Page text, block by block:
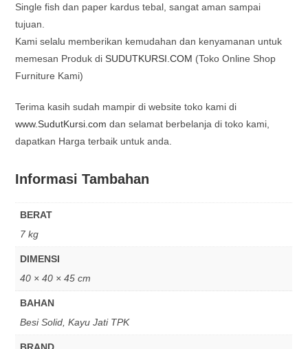
Single fish dan paper kardus tebal, sangat aman sampai
tujuan.
Kami selalu memberikan kemudahan dan kenyamanan untuk
memesan Produk diSUDUTKURSI.COM (Toko Online Shop
Furniture Kami)
Terima kasih sudah mampir di website toko kami di
www.SudutKursi.com dan selamat berbelanja di toko kami,
dapatkan Harga terbaik untuk anda.
Informasi Tambahan
BERAT
7 kg
DIMENSI
40 × 40 × 45 cm
BAHAN
Besi Solid, Kayu Jati TPK